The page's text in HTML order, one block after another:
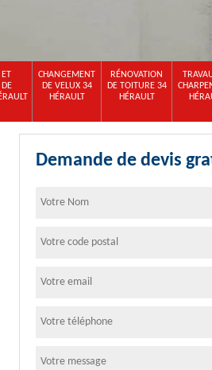
CHANGEMENT
DE VELUX 34
HÉRAULT
RÉNOVATION
DE TOITURE 34
HÉRAULT
Demande de devis